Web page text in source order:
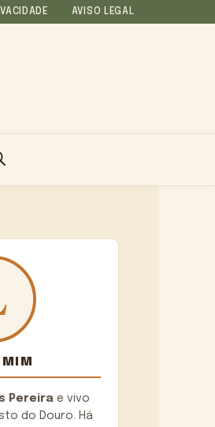
AVISO LEGAL
MIM
Pereirae vivo
do Douro. Há